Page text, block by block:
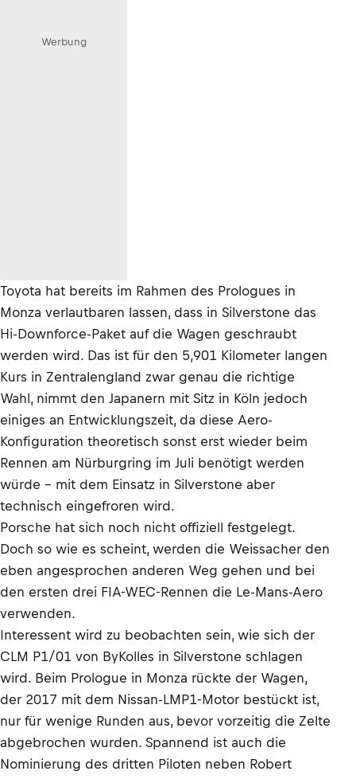
Werbung
Toyota hat bereits im Rahmen des Prologues in
Monza verlautbaren lassen, dass in Silverstone das
Hi-Downforce-Paket auf die Wagen geschraubt
werden wird. Das ist für den 5,901 Kilometer langen
Kurs in Zentralengland zwar genau die richtige
Wahl, nimmt den Japanern mit Sitz in Köln jedoch
einiges an Entwicklungszeit, da diese Aero-
Konfiguration theoretisch sonst erst wieder beim
Rennen am Nürburgring im Juli benötigt werden
würde - mit dem Einsatz in Silverstone aber
technisch eingefroren wird.
Porsche hat sich noch nicht offiziell festgelegt.
Doch so wie es scheint, werden die Weissacher den
eben angesprochen anderen Weg gehen und bei
den ersten drei FIA-WEC-Rennen die Le-Mans-Aero
verwenden.
Interessent wird zu beobachten sein, wie sich der
CLM P1/01 von ByKolles in Silverstone schlagen
wird. Beim Prologue in Monza rückte der Wagen,
der 2017 mit dem Nissan-LMP1-Motor bestückt ist,
nur für wenige Runden aus, bevor vorzeitig die Zelte
abgebrochen wurden. Spannend ist auch die
Nominierung des dritten Piloten neben Robert